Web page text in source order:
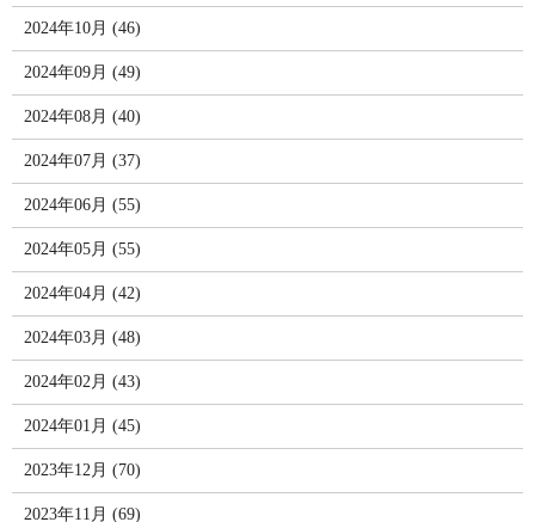
2024年10月 (46)
2024年09月 (49)
2024年08月 (40)
2024年07月 (37)
2024年06月 (55)
2024年05月 (55)
2024年04月 (42)
2024年03月 (48)
2024年02月 (43)
2024年01月 (45)
2023年12月 (70)
2023年11月 (69)